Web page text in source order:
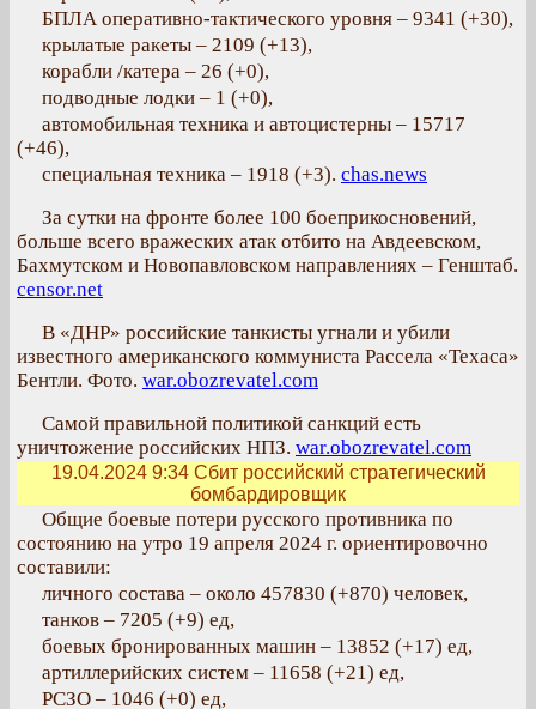
БПЛА оперативно-тактического уровня – 9341 (+30),
крылатые ракеты – 2109 (+13),
корабли /катера – 26 (+0),
подводные лодки – 1 (+0),
автомобильная техника и автоцистерны – 15717
(+46),
специальная техника – 1918 (+3). chas.news
За сутки на фронте более 100 боеприкосновений,
больше всего вражеских атак отбито на Авдеевском,
Бахмутском и Новопавловском направлениях – Генштаб.
censor.net
В «ДНР» российские танкисты угнали и убили
известного американского коммуниста Рассела «Техаса»
Бентли. Фото. war.obozrevatel.com
Самой правильной политикой санкций есть
уничтожение российских НПЗ. war.obozrevatel.com
19.04.2024 9:34Сбит российский стратегический
бомбардировщик
Общие боевые потери русского противника по
состоянию на утро 19 апреля 2024 г. ориентировочно
составили:
личного состава – около 457830 (+870) человек,
танков – 7205 (+9) ед,
боевых бронированных машин – 13852 (+17) ед,
артиллерийских систем – 11658 (+21) ед,
РСЗО – 1046 (+0) ед,